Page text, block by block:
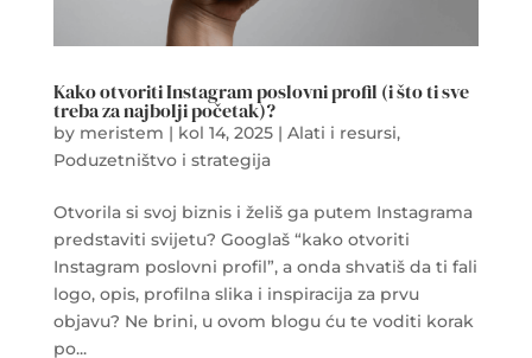
Kako otvoriti Instagram poslovni profil (i što ti sve
treba za najbolji početak)?
by meristem | kol 14, 2025| Alati i resursi,
Poduzetništvo i strategija
Otvorila si svoj biznis i želiš ga putem Instagrama
predstaviti svijetu? Googlaš “kako otvoriti
Instagram poslovni profil”, a onda shvatiš da ti fali
logo, opis, profilna slika i inspiracija za prvu
objavu? Ne brini, u ovom blogu ću te voditi korak
po...